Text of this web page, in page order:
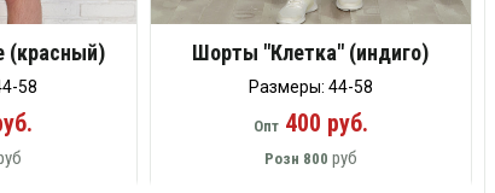
58
Шорты "Клетка" (индиго)
Размеры: 44-58
Опт400 руб.
Розн 800 руб